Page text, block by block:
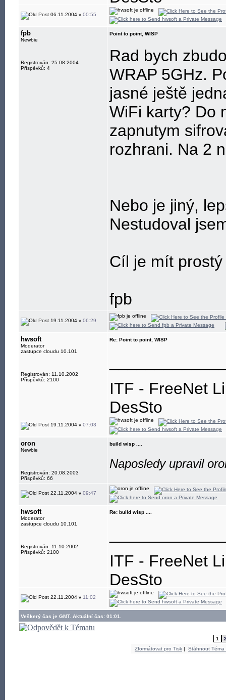
jabber:
06.11.2004 v 00:55
fpb
Newbie
Registrován: 25.08.2004
Příspěvků: 4
Point to point, WISP
Rad bych
WRAP 5GHz.
jasné ještě
WiFi karty? Do
zapnutym
rozhrani. Na 2
Nebo je jiný,
Nestudoval
Cíl je mít
fpb
19.11.2004 v 06:29
hwsoft
Moderator
zastupce cloudu 10.101
Registrován: 11.10.2002
Příspěvků: 2100
Re: Point to point, WISP
ITF - FreeNet
DesSto
jabber:
19.11.2004 v 07:03
oron
Newbie
Registrován: 20.08.2003
Příspěvků: 66
build wisp ....
Naposledy upravil
22.11.2004 v 09:47
hwsoft
Moderator
zastupce cloudu 10.101
Registrován: 11.10.2002
Příspěvků: 2100
Re: build wisp ....
ITF - FreeNet
DesSto
jabber:
22.11.2004 v 11:02
Veškerý čas je GMT. Aktuální čas: 01:01.
1
Zformátovat pro Tisk | Stáhnout Téma